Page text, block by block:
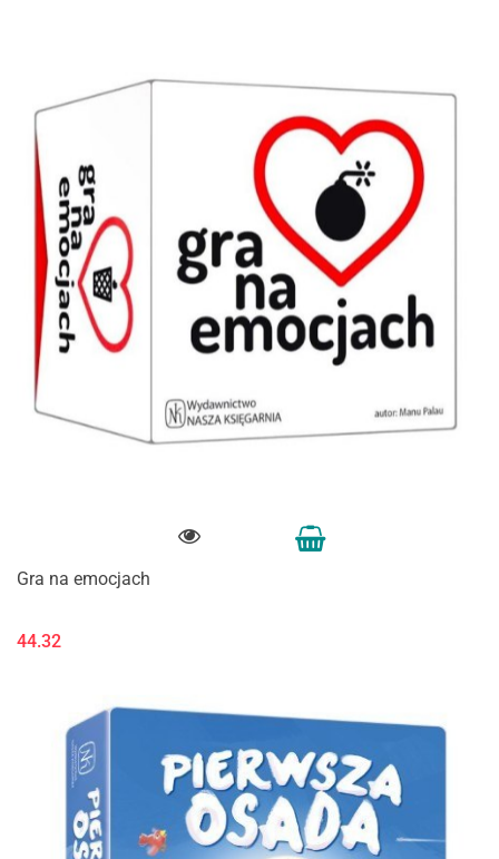
Gra na emocjach
44.32